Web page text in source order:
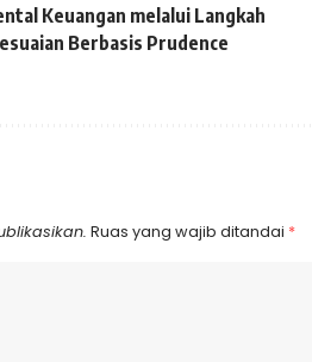
Keuangan melalui Langkah
Berbasis Prudence
Ruas yang wajib ditandai *